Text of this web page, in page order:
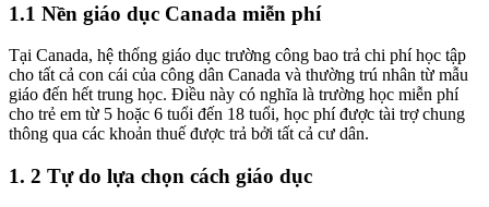
1.1 Nền giáo dục Canada miễn phí
Tại Canada, hệ thống giáo dục trường công bao trả chi phí học tập
cho tất cả con cái của công dân Canada và thường trú nhân từ mẫu
giáo đến hết trung học. Điều này có nghĩa là trường học miễn phí
cho trẻ em từ 5 hoặc 6 tuổi đến 18 tuổi, học phí được tài trợ chung
thông qua các khoản thuế được trả bởi tất cả cư dân.
1. 2 Tự do lựa chọn cách giáo dục